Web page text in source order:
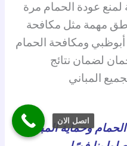
عودة الحمام مرة
مهمة مثل مكافحة
ومكافحة الحمام
لضمان نتائج
المباني
وحماية المباني
اتصل الان